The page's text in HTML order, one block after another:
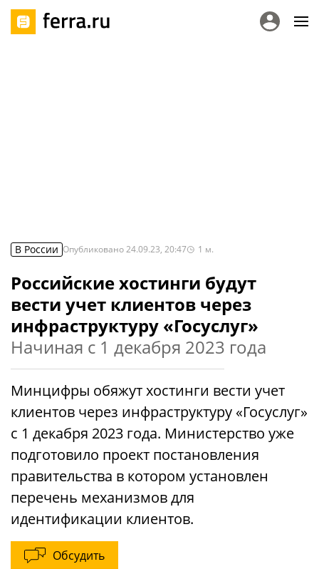
В России Опубликовано24.09.23, 20:47 1 м.
Российские хостинги будут
вести учет клиентов через
инфраструктуру «Госуслуг»
Начиная с 1 декабря 2023 года
Минцифры обяжут хостинги вести учет
клиентов через инфраструктуру «Госуслуг»
c 1 декабря 2023 года. Министерство уже
подготовило проект постановления
правительства в котором установлен
перечень механизмов для
идентификации клиентов.
Обсудить